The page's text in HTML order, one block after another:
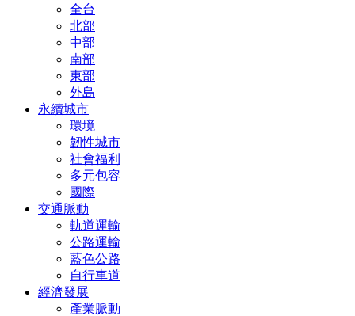
全台
北部
中部
南部
東部
外島
永續城市
環境
韌性城市
社會福利
多元包容
國際
交通脈動
軌道運輸
公路運輸
藍色公路
自行車道
經濟發展
產業脈動